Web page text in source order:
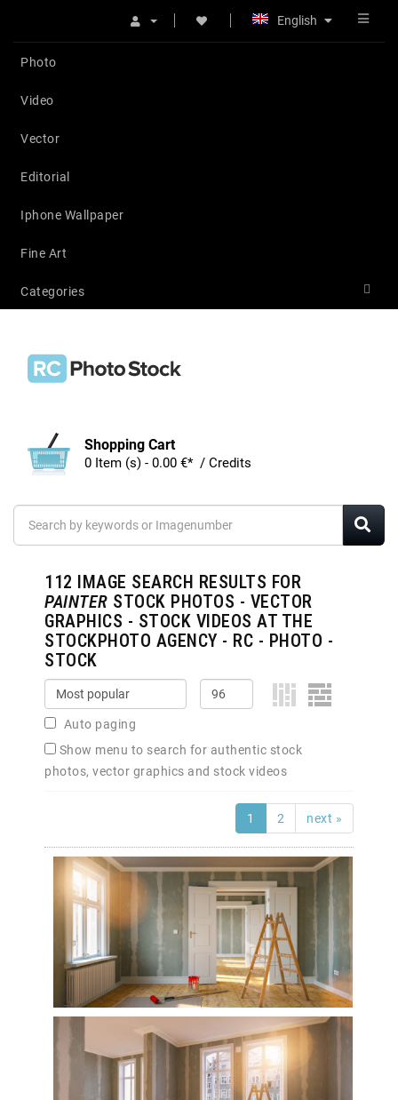
English
Photo
Video
Vector
Editorial
Iphone Wallpaper
Fine Art
Categories
Shopping Cart
0 Item (s) - 0.00 €* / Credits
112 IMAGE SEARCH RESULTS FOR
PAINTER STOCK PHOTOS - VECTOR
GRAPHICS - STOCK VIDEOS AT THE
STOCKPHOTO AGENCY - RC - PHOTO -
STOCK
Auto paging
Show menu to search for authentic stock
photos, vector graphics and stock videos
1 2 next »